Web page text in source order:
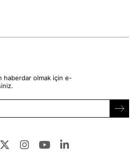
haberdar olmak için e-